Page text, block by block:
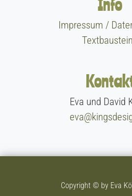
Info
Impressum /
Eva und David
Copyright © by Eva